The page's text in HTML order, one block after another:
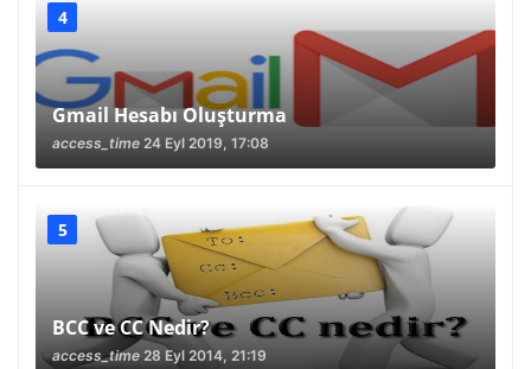
Gmail Hesabı Oluşturma
access_time 24 Eyl 2019, 17:08
BCC ve CC Nedir?
access_time 28 Eyl 2014, 21:19